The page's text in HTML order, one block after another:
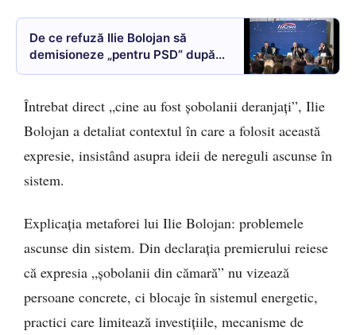
De ce refuză Ilie Bolojan să
demisioneze „pentru PSD” după
retragerea sprijinului politic. Cum
mandatul
Întrebat direct „cine au fost șobolanii deranjați”, Ilie
Bolojan a detaliat contextul în care a folosit această
expresie, insistând asupra ideii de nereguli ascunse în
sistem.
Explicația metaforei lui Ilie Bolojan: problemele
ascunse din sistem. Din declarația premierului reiese
că expresia „șobolanii din cămară” nu vizează
persoane concrete, ci blocaje în sistemul energetic,
practici care limitează investițiile, mecanisme de